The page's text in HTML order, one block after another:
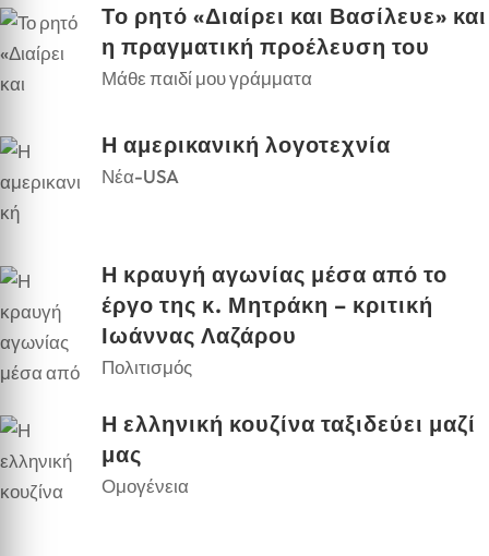
Το ρητό «Διαίρει και Βασίλευε» και
η πραγματική προέλευση του
Μάθε παιδί μου γράμματα
Η αμερικανική λογοτεχνία
Νέα-USA
Η κραυγή αγωνίας μέσα από το
έργο της κ. Μητράκη – κριτική
Ιωάννας Λαζάρου
Πολιτισμός
Η ελληνική κουζίνα ταξιδεύει μαζί
μας
Ομογένεια